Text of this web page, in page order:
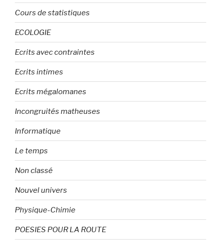
Cours de statistiques
ECOLOGIE
Ecrits avec contraintes
Ecrits intimes
Ecrits mégalomanes
Incongruités matheuses
Informatique
Le temps
Non classé
Nouvel univers
Physique-Chimie
POESIES POUR LA ROUTE